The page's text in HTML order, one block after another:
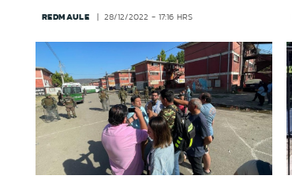
REDMAULE 28/12/2022 - 17:16 HRS